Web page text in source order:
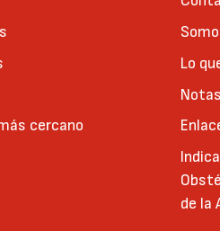
cercano
Lo
de la